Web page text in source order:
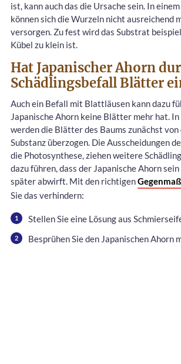
ist, kann auch das die Ursache sein. In
können sich die Wurzeln nicht ausreichend
versorgen. Zu fest wird das Substrat
Kübel zu klein ist.
Hat Japanischer Ahorn
Schädlingsbefall Blätter
Auch ein Befall mit Blattläusen kann dazu
Japanische Ahorn keine Blätter mehr hat. In
werden die Blätter des Baums zunächst
Substanz überzogen. Die Ausscheidungen
die Photosynthese, ziehen weitere
dazu führen, dass der Japanische Ahorn
später abwirft. Mit den richtigen
Sie das verhindern:
Stellen Sie eine Lösung aus
Besprühen Sie den Japanischen Ahorn